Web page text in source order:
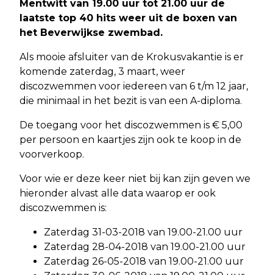
Mentwitt van 19.00 uur tot 21.00 uur de
laatste top 40 hits weer uit de boxen van
het Beverwijkse zwembad.
Als mooie afsluiter van de Krokusvakantie is er
komende zaterdag, 3 maart, weer
discozwemmen voor iedereen van 6 t/m 12 jaar,
die minimaal in het bezit is van een A-diploma.
De toegang voor het discozwemmen is € 5,00
per persoon en kaartjes zijn ook te koop in de
voorverkoop.
Voor wie er deze keer niet bij kan zijn geven we
hieronder alvast alle data waarop er ook
discozwemmen is:
Zaterdag 31-03-2018 van 19.00-21.00 uur
Zaterdag 28-04-2018 van 19.00-21.00 uur
Zaterdag 26-05-2018 van 19.00-21.00 uur